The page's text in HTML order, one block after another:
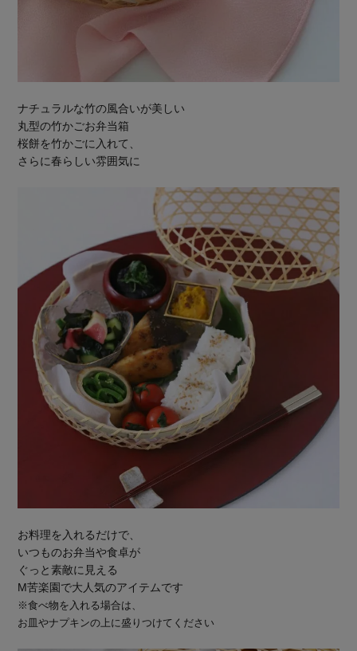
ナチュラルな竹の風合いが美しい
丸型の竹かごお弁当箱
桜餅を竹かごに入れて、
さらに春らしい雰囲気に
お料理を入れるだけで、
いつものお弁当や食卓が
ぐっと素敵に見える
M苦楽園で大人気のアイテムです
※食べ物を入れる場合は、
お皿やナプキンの上に盛りつけてください